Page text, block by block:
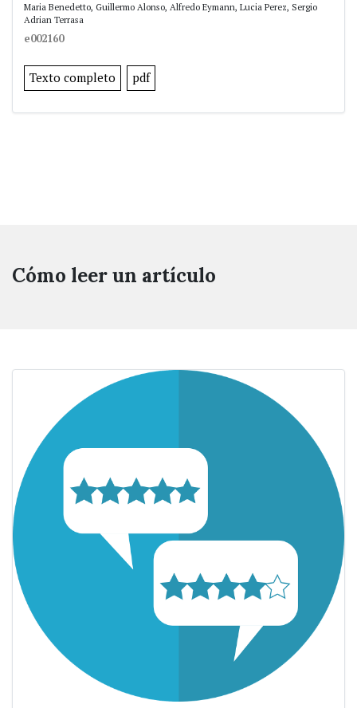
Maria Benedetto, Guillermo Alonso, Alfredo Eymann, Lucia Perez, Sergio
Adrian Terrasa
e002160
Texto completo pdf
Cómo leer un artículo